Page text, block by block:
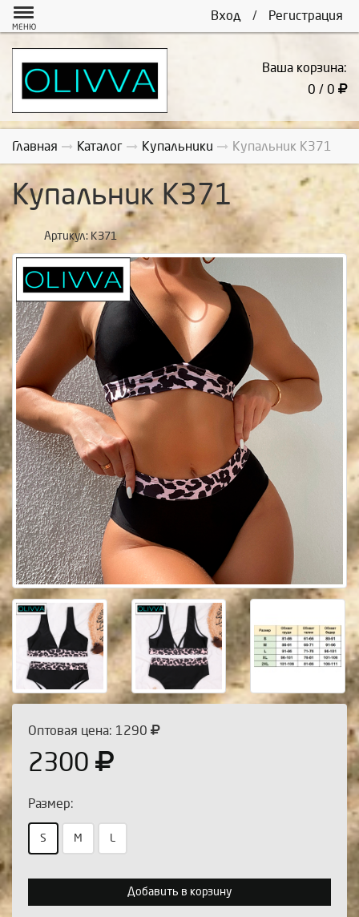
Вход / Регистрация
МЕНЮ
Ваша корзина:
0 / 0
Главная Каталог Купальники Купальник К371
Купальник К371
Артикул: К371
Оптовая цена: 1290
2300
Размер:
S M L
Выберите количество:
Добавить в корзину